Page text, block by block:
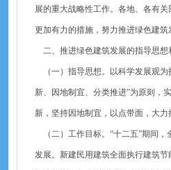
展的重大战略性工作。各地、各有
更加有力的措施，努力推进绿色建筑
二、推进绿色建筑发展的指导思想
（一）指导思想。以科学发展观为
新、因地制宜、分类推进”为原则，
新，坚持因地制宜，以点带面，大
（二）工作目标。“十二五”期间，
发展。新建民用建筑全面执行建筑